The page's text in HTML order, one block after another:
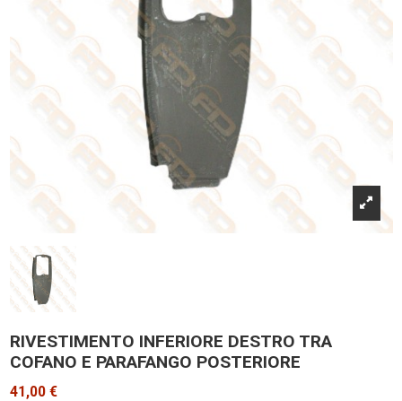
RIVESTIMENTO INFERIORE DESTRO TRA
COFANO E PARAFANGO POSTERIORE
41,00 €